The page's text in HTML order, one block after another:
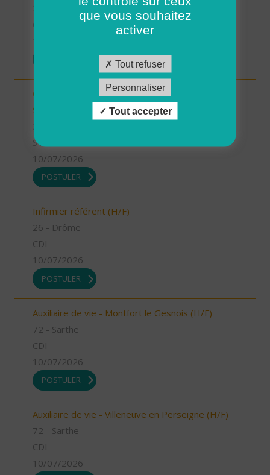
26 - Drôme
Chargé.e de mission Qualité et développement -
Stage (H/F)
STAGE
10/07/2026
POSTULER
Infirmier référent (H/F)
26 - Drôme
CDI
10/07/2026
POSTULER
Auxiliaire de vie - Montfort le Gesnois (H/F)
72 - Sarthe
CDI
10/07/2026
POSTULER
Auxiliaire de vie - Villeneuve en Perseigne (H/F)
72 - Sarthe
CDI
10/07/2026
que vous souhaitez
activer
Tout refuser
Personnaliser
Tout accepter